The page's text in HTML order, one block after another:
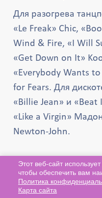
Для разогрева
«Le Freak» Chic,
Wind & Fire, «I Will
«Get Down on It»
«Everybody Wants
for Fears. Для
«Billie Jean» и
«Like a Virgin»
Newton-John.
Советская
Для советской
Этот веб-сайт
чтобы обеспечить вам
Политика
Карта сайта